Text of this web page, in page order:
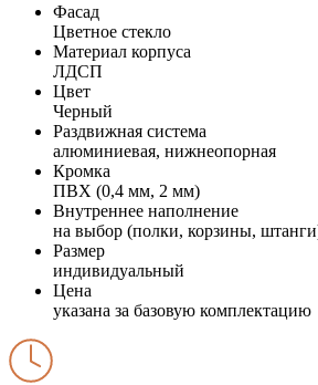
Фасад
Цветное стекло
Материал корпуса
ЛДСП
Цвет
Черный
Раздвижная система
алюминиевая, нижнеопорная
Кромка
ПВХ (0,4 мм, 2 мм)
Внутреннее наполнение
на выбор (полки, корзины,
Размер
индивидуальный
Цена
указана за базовую комплектацию